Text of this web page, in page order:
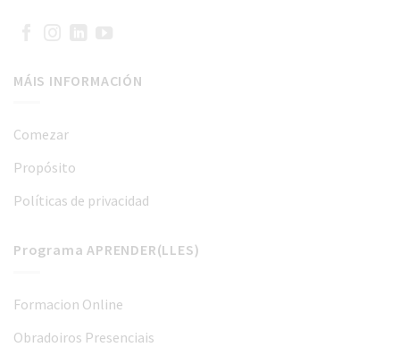
MÁIS INFORMACIÓN
Comezar
Propósito
Políticas de privacidad
Programa APRENDER(LLES)
Formacion Online
Obradoiros Presenciais